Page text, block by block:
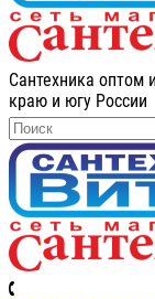
Сантехника оптом
краю и югу России